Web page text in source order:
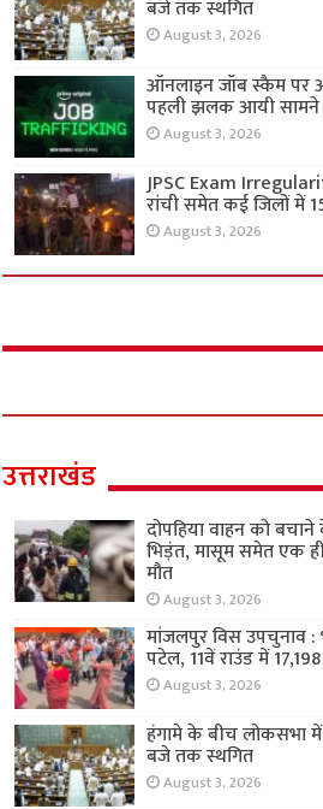
बजे तक स्थगित
August 3, 2026
ऑनलाइन जॉब स्कैम पर
पहली झलक आयी सामने
August 3, 2026
JPSC Exam
रांची समेत कई जिलों में
August 3, 2026
उत्तराखंड
दोपहिया वाहन को
भिड़ंत, मासूम समेत एक
मौत
August 3, 2026
मांजलपुर विस उपचुनाव :
पटेल, 11वें राउंड में
August 3, 2026
हंगामे के बीच लोकसभा में
बजे तक स्थगित
August 3, 2026